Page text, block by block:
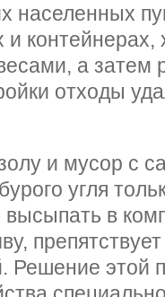
населенных
и
а затем
отходы
и мусор с
угля
в
Решение этой